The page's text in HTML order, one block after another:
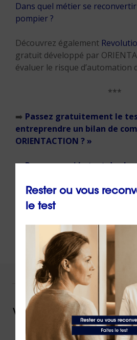
Dans quel métier se
pompier ?
Découvrez également
gratuit développé par
évaluer le risque d’automation
***
➡️ Passez gratuitement le
entreprendre un bilan de
ORIENTACTION ? »
➡️Passez aussi le test des
Découvrez nos formations
NOUS VOUS
Vous souhaitez être
votre reconversion
Rester ou vous
le test